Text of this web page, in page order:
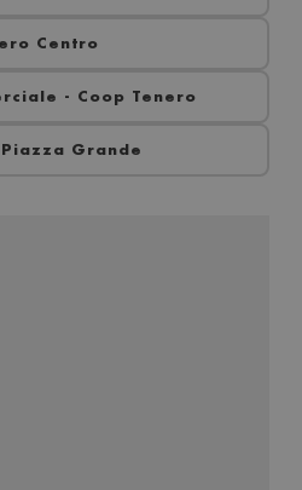
Centro
- Coop Tenero
Grande